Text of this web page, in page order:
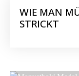
WIE MAN
STRICKT